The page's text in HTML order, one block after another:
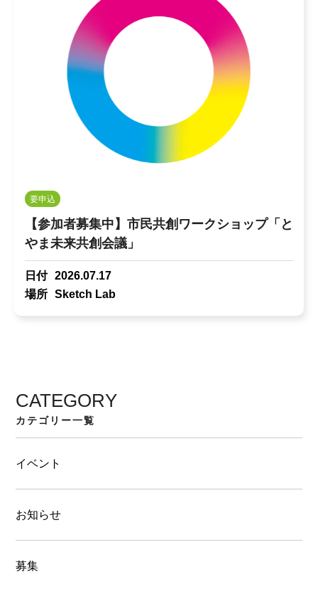
要申込
【参加者募集中】市民共創ワークショップ「と
やま未来共創会議」
日付 2026.07.17
場所 Sketch Lab
CATEGORY
カテゴリー一覧
イベント
お知らせ
募集